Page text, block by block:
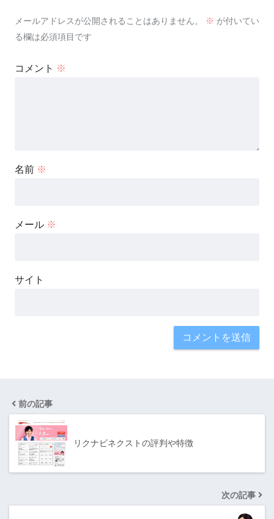
メールアドレスが公開されることはありません。 ※ が付いてい
る欄は必須項目です
コメント ※
名前 ※
メール ※
サイト
前の記事
リクナビネクストの評判や特徴
次の記事